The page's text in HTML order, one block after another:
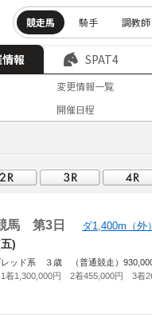
競走馬 騎手 調教師
報 SPAT4
変更情報一覧
開催日程
馬 第3日 ダ1,400m（外
五)
レッド系 ３歳 （普通競走）
1,300,000円 2着455,000円 3着